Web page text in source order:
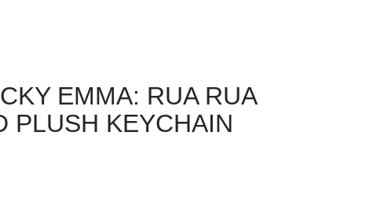
EMMA: RUA RUA
PLUSH KEYCHAIN